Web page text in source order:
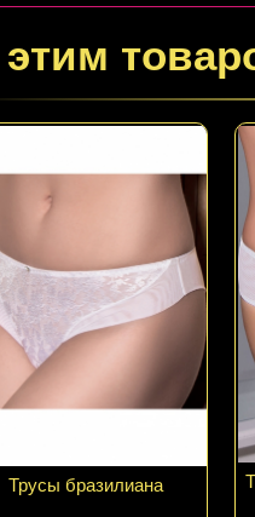
Трусы бразилиана